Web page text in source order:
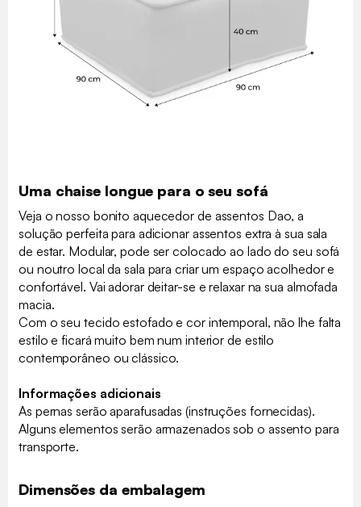
Uma chaise longue para o seu sofá
Veja o nosso bonito aquecedor de assentos Dao, a
solução perfeita para adicionar assentos extra à sua sala
de estar. Modular, pode ser colocado ao lado do seu sofá
ou noutro local da sala para criar um espaço acolhedor e
confortável. Vai adorar deitar-se e relaxar na sua almofada
macia.
Com o seu tecido estofado e cor intemporal, não lhe falta
estilo e ficará muito bem num interior de estilo
contemporâneo ou clássico.
Informações adicionais
As pernas serão aparafusadas (instruções fornecidas).
Alguns elementos serão armazenados sob o assento para
transporte.
Dimensões da embalagem